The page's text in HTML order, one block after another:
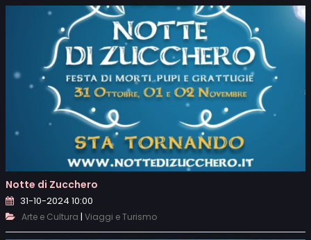
Notte di Zucchero
31-10-2024 10:00
Arte e Cultura | Viaggi e Turismo